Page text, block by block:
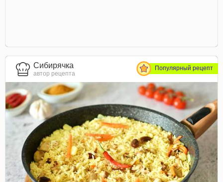
Сибирячка
автор рецепта
Популярный рецепт